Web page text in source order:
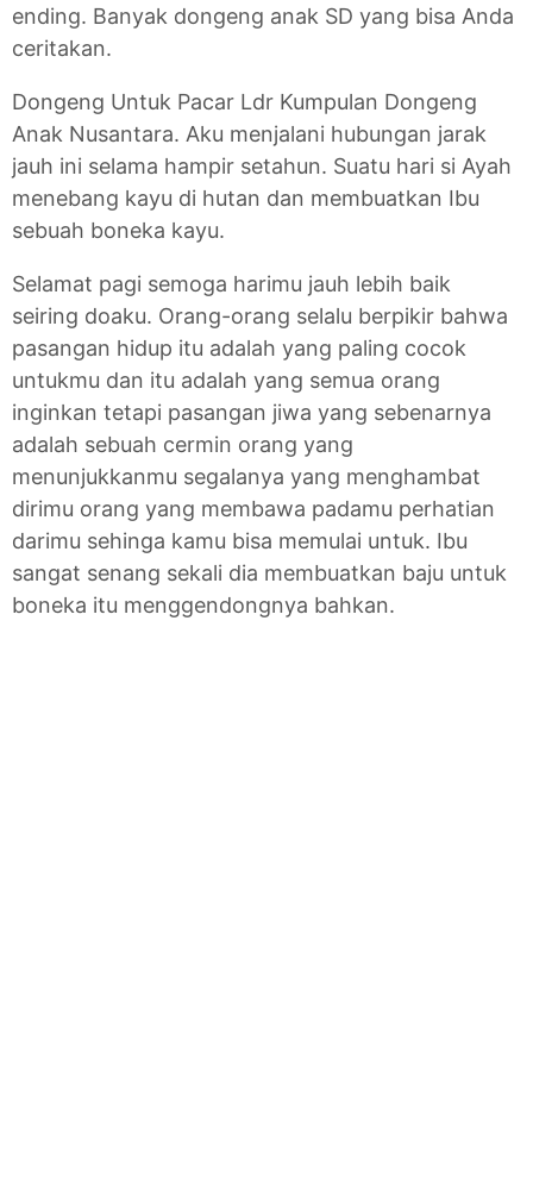
ending. Banyak dongeng anak SD yang bisa Anda
ceritakan.
Dongeng Untuk Pacar Ldr Kumpulan Dongeng
Anak Nusantara. Aku menjalani hubungan jarak
jauh ini selama hampir setahun. Suatu hari si Ayah
menebang kayu di hutan dan membuatkan Ibu
sebuah boneka kayu.
Selamat pagi semoga harimu jauh lebih baik
seiring doaku. Orang-orang selalu berpikir bahwa
pasangan hidup itu adalah yang paling cocok
untukmu dan itu adalah yang semua orang
inginkan tetapi pasangan jiwa yang sebenarnya
adalah sebuah cermin orang yang
menunjukkanmu segalanya yang menghambat
dirimu orang yang membawa padamu perhatian
darimu sehinga kamu bisa memulai untuk. Ibu
sangat senang sekali dia membuatkan baju untuk
boneka itu menggendongnya bahkan.